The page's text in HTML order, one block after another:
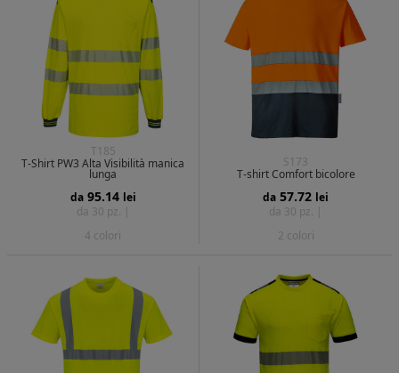
T185
T-Shirt PW3 Alta Visibilità manica
lunga
da 95.14 lei
da 30 pz. |
4 colori
S173
T-shirt Comfort bicolore
da 57.72 lei
da 30 pz. |
2 colori